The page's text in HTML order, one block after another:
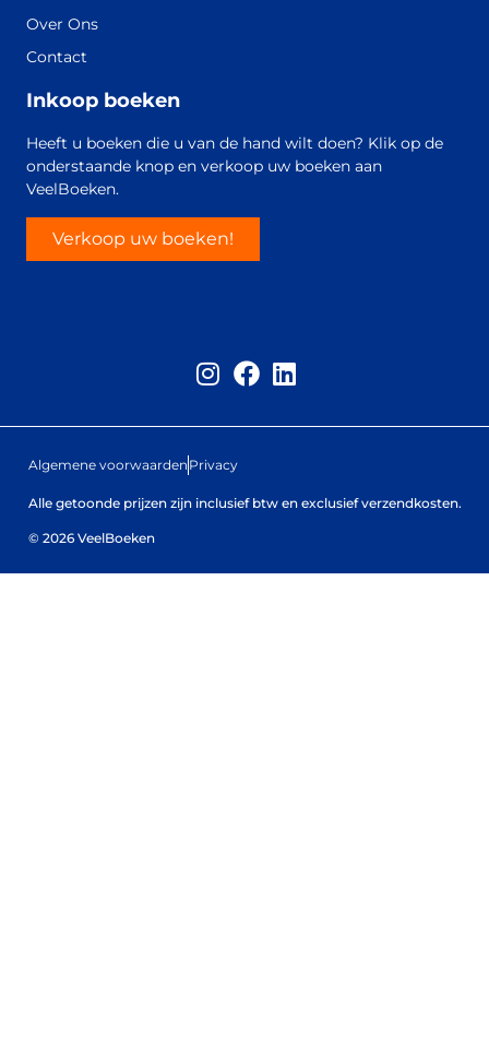
Over Ons
Contact
Inkoop boeken
Heeft u boeken die u van de hand wilt doen? Klik op de
onderstaande knop en verkoop uw boeken aan
VeelBoeken.
Verkoop uw boeken!
Algemene voorwaarden Privacy
Alle getoonde prijzen zijn inclusief btw en exclusief verzendkosten.
© 2026 VeelBoeken